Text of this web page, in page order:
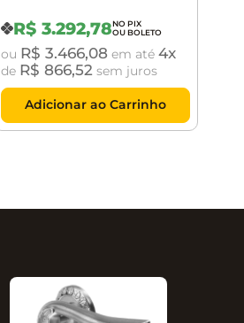
Premium Branco
Brilhante Crismoe
R$ 3.292,78
ou R$ 3.466,08 em até 4
de R$ 866,52 sem juros
Adicionar ao Carrinho